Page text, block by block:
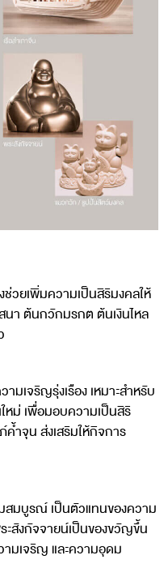
วยเพิ่มความเป็นสิริมงคลให้
นา ต้นกวักมรกต ต้นเงินไหล
เจริญรุ่งเรือง เหมาะสำหรับ
หม่ เพื่อมอบความเป็นสิริ
ำจุน ส่งเสริมให้กิจการ
สมบูรณ์ เป็นตัวแทนของความ
ะสังกัจจายน์เป็นของขวัญขึ้น
มเจริญ และความอุดม